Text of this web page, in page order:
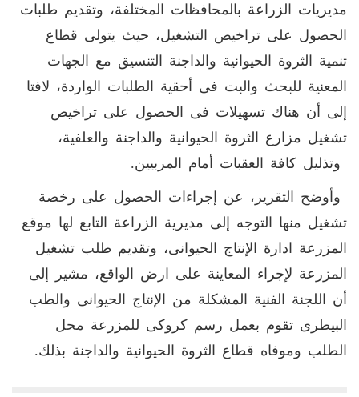
مديريات الزراعة بالمحافظات المختلفة، وتقديم طلبات
الحصول على تراخيص التشغيل، حيث يتولى قطاع
تنمية الثروة الحيوانية والداجنة التنسيق مع الجهات
المعنية للبحث والبت فى أحقية الطلبات الواردة، لافتا
إلى أن هناك تسهيلات فى الحصول على تراخيص
تشغيل مزارع الثروة الحيوانية والداجنة والعلفية،
وتذليل كافة العقبات أمام المربيين.
وأوضح التقرير، عن إجراءات الحصول على رخصة
تشغيل منها التوجه إلى مديرية الزراعة التابع لها موقع
المزرعة ادارة الإنتاج الحيوانى، وتقديم طلب تشغيل
المزرعة لإجراء المعاينة على ارض الواقع، مشير إلى
أن اللجنة الفنية المشكلة من الإنتاج الحيوانى والطب
البيطرى تقوم بعمل رسم كروكى للمزرعة محل
الطلب وموفاه قطاع الثروة الحيوانية والداجنة بذلك.